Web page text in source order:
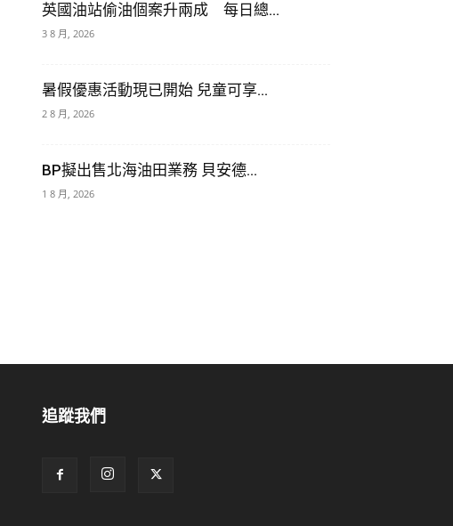
英國油站偷油個案升兩成 每日總...
3 8 月, 2026
暑假優惠活動現已開始 兒童可享...
2 8 月, 2026
BP擬出售北海油田業務 貝安德...
1 8 月, 2026
追蹤我們